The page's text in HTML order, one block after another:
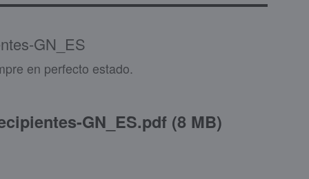
GN_ES
en perfecto estado.
GN_ES.pdf(8 MB)